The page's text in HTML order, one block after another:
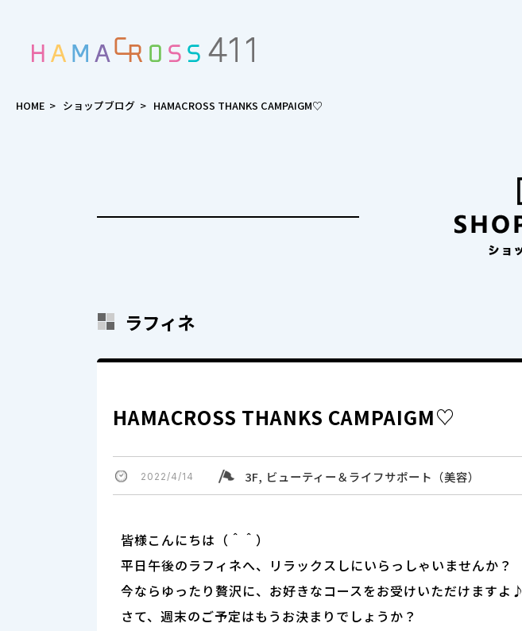
HOME > ショップブログ > HAMACROSS THANKS CAMPAIGM♡
ラフィネ
HAMACROSS THANKS CAMPAIGM♡
2022/4/14 3F, ビューティー＆ライフサポート（美容）
皆様こんにちは（＾＾）
平日午後のラフィネへ、リラックスしにいらっしゃいませんか？
今ならゆったり贅沢に、お好きなコースをお受けいただけますよ♪
さて、週末のご予定はもうお決まりでしょうか？